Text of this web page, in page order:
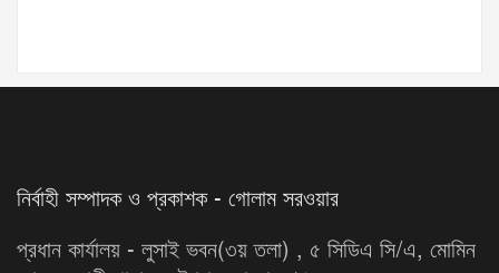
নির্বাহী সম্পাদক ও প্রকাশক - গোলাম সরওয়ার
প্রধান কার্যালয় - লুসাই ভবন(৩য় তলা) , ৫ সিডিএ সি/এ, মোমিন